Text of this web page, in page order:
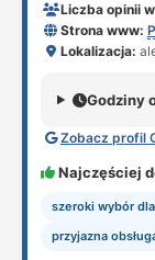
Liczba opinii
Strona www:
Lokalizacja:
Godziny
Zobacz profil
Najczęściej
szeroki wybór
przyjazna